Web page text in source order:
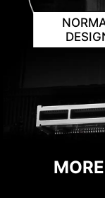
為了更好地區
統接頭和
頭標記為灰
色（供
M.2信號源識
USB 傳輸速